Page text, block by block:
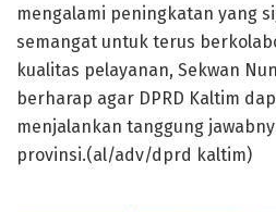
mengalami peningkatan yang
semangat untuk terus
kualitas pelayanan, Sekwan
berharap agar DPRD Kaltim
menjalankan tanggung
provinsi.(al/adv/dprd kaltim)